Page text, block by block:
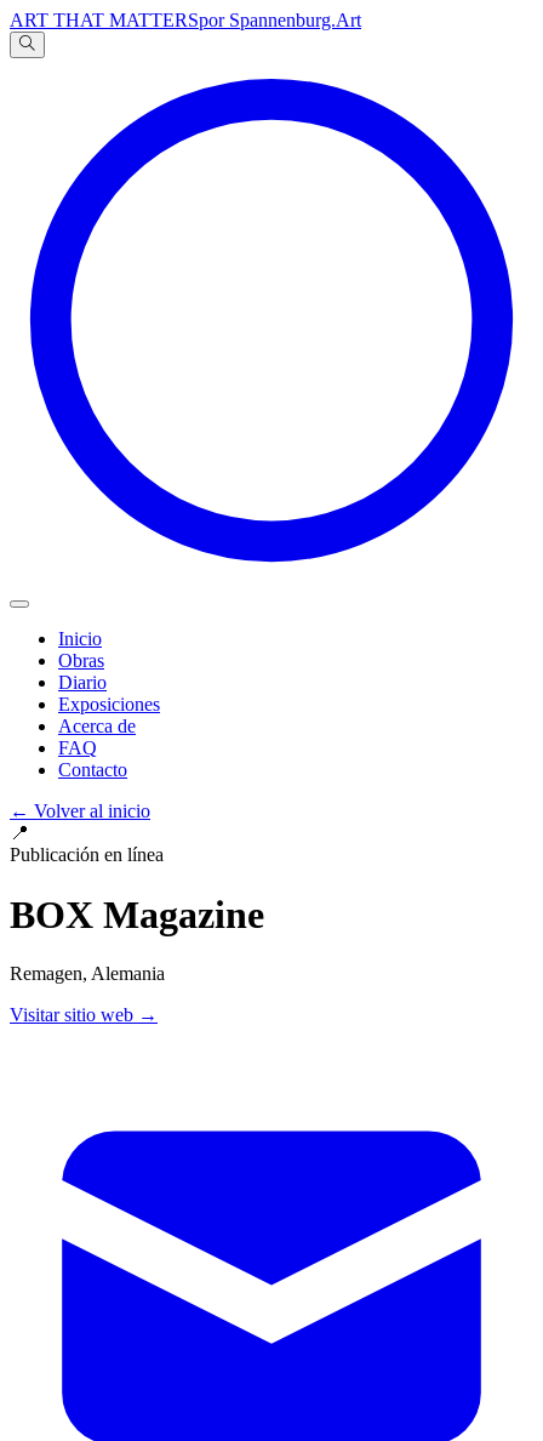
ART THAT MATTERSpor Spannenburg.Art
文
Inicio
Obras
Diario
Exposiciones
Acerca de
FAQ
Contacto
← Volver al inicio
📍
Publicación en línea
BOX Magazine
Remagen, Alemania
Visitar sitio web →